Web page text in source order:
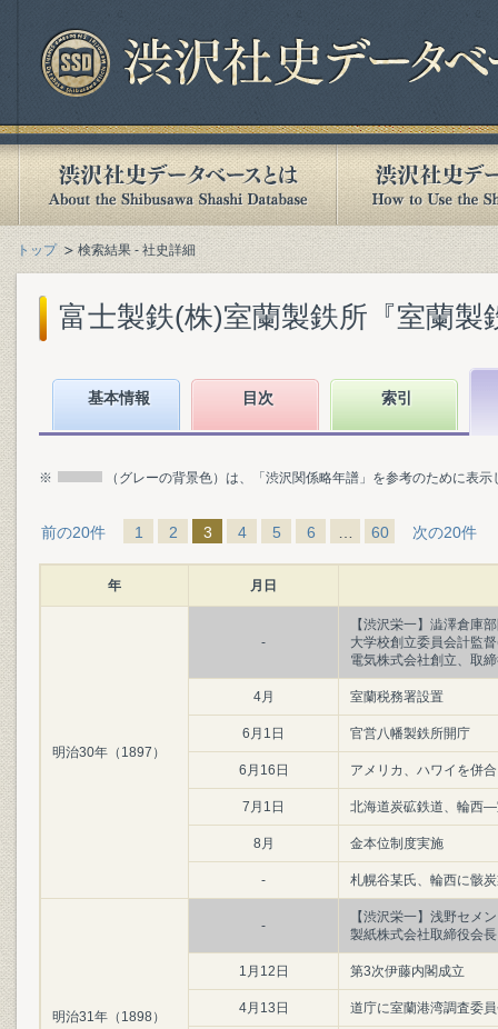
トップ 検索結果 - 社史詳細
富士製鉄(株)室蘭製鉄所『室蘭製
基本情報 目次 索引
※ （グレーの背景色）は、「渋沢関係略年譜」を参考のために表
前の20件 1 2 3 4 5 6 60 次の20件
年 月日
明治30年（1897）
-
【渋沢栄一】澁澤倉庫
大学校創立委員会計監
電気株式会社創立、取
4月 室蘭税務署設置
6月1日 官営八幡製鉄所開庁
6月16日 アメリカ、ハワイを併合
7月1日 北海道炭砿鉄道、輪西
8月 金本位制度実施
- 札幌谷某氏、輪西に骸
明治31年（1898）
-
【渋沢栄一】浅野セメ
製紙株式会社取締役会
1月12日 第3次伊藤内閣成立
4月13日 道庁に室蘭港湾調査委